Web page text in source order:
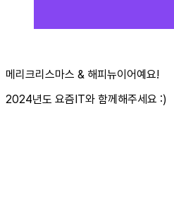
메리크리스마스 & 해피뉴이어예요!
2024년도 요즘IT와 함께해주세요 :)